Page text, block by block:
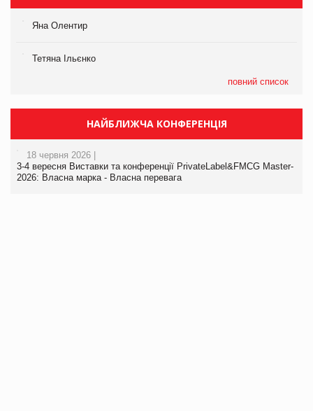
Яна Олентир
Тетяна Ільєнко
повний список
НАЙБЛИЖЧА КОНФЕРЕНЦІЯ
18 червня 2026 |
3-4 вересня Виставки та конференції PrivateLabel&FMCG Master-
2026: Власна марка - Власна перевага